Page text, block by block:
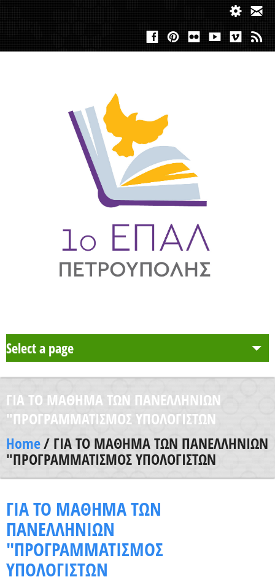
Select a page
Το Σχολείο μας
Δράση Μαθητείας
Καθηγητές
Ανακοινώσεις
Χρήσιμα Έντυπα
ΓΙΑ ΤΟ ΜΑΘΗΜΑ ΤΩΝ ΠΑΝΕΛΛΗΝΙΩΝ
"ΠΡΟΓΡΑΜΜΑΤΙΣΜΟΣ ΥΠΟΛΟΓΙΣΤΩΝ
Home/ ΓΙΑ ΤΟ ΜΑΘΗΜΑ ΤΩΝ ΠΑΝΕΛΛΗΝΙΩΝ
"ΠΡΟΓΡΑΜΜΑΤΙΣΜΟΣ ΥΠΟΛΟΓΙΣΤΩΝ
ΓΙΑ ΤΟ ΜΑΘΗΜΑ ΤΩΝ
ΠΑΝΕΛΛΗΝΙΩΝ
"ΠΡΟΓΡΑΜΜΑΤΙΣΜΟΣ
ΥΠΟΛΟΓΙΣΤΩΝ